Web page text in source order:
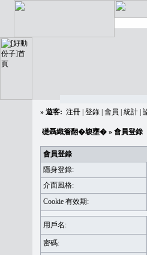
» 遊客: 注冊 登錄 會員 統計
礎聶織簷翻�䪖壅� » 會員登錄
會員登錄
隱身登錄:
介面風格:
Cookie 有效期:
用戶名:
密碼: